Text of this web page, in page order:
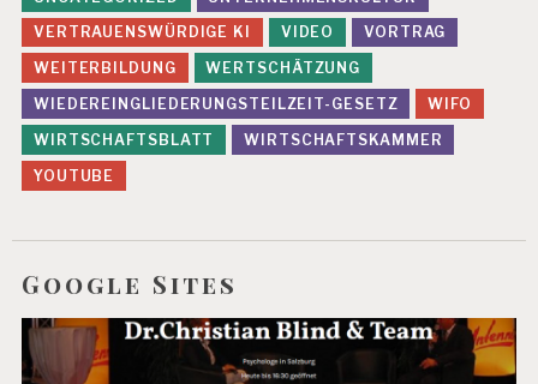
VERTRAUENSWÜRDIGE KI
VIDEO
VORTRAG
WEITERBILDUNG
WERTSCHÄTZUNG
WIEDEREINGLIEDERUNGSTEILZEIT-GESETZ
WIFO
WIRTSCHAFTSBLATT
WIRTSCHAFTSKAMMER
YOUTUBE
Google Sites